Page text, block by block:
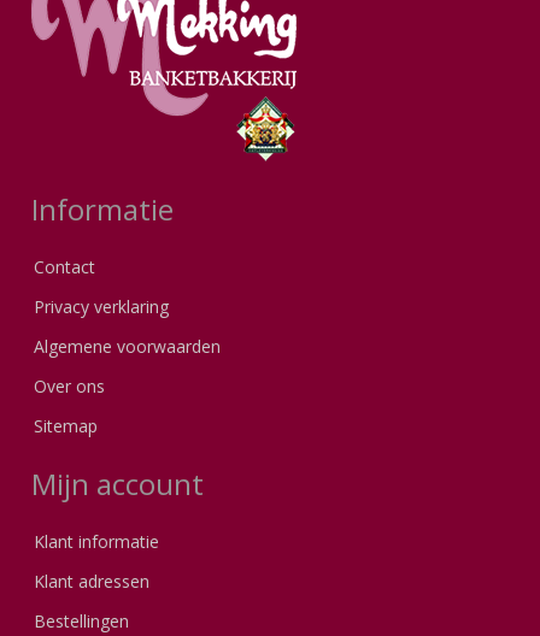
Informatie
Contact
Privacy verklaring
Algemene voorwaarden
Over ons
Sitemap
Mijn account
Klant informatie
Klant adressen
Bestellingen